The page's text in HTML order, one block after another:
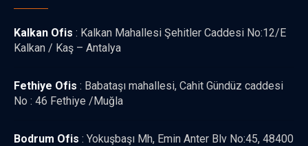
Kalkan Ofis : Kalkan Mahallesi Şehitler Caddesi No:12/E
Kalkan / Kaş – Antalya
Fethiye Ofis : Babataşı mahallesi, Cahit Gündüz caddesi
No : 46 Fethiye /Muğla
Bodrum Ofis : Yokuşbaşı Mh, Emin Anter Blv No:45, 48400